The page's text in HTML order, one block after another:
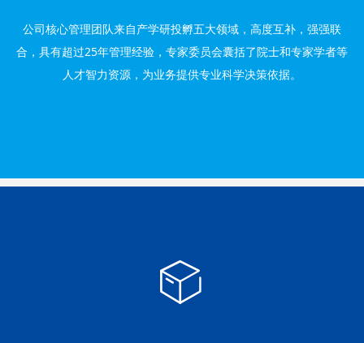
公司核心管理团队来自产学研投孵五大领域，高度互补，强强联
合，具有超过25年管理经验，专家委员会囊括了院士和专家学者等
人才智力资源，为业务提供专业科学决策依据。
ꁦ